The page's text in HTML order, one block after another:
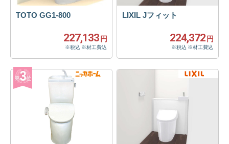
TOTO GG1-800
227,133 円
※税込 ※材工費込
LIXIL Jフィット
224,372 円
※税込 ※材工費込